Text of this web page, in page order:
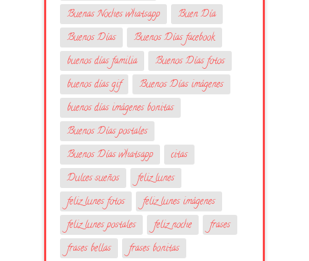
Buenas Noches whatsapp
Buen Día
Buenos Días
Buenos Días facebook
buenos días familia
Buenos Días fotos
buenos días gif
Buenos Días imágenes
buenos días imágenes bonitas
Buenos Días postales
Buenos Días whatsapp
citas
Dulces sueños
feliz lunes
feliz lunes fotos
feliz lunes imágenes
feliz lunes postales
feliz noche
frases
frases bellas
frases bonitas